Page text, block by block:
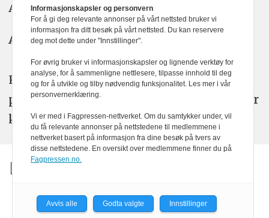
Annonse: annonse@watchmedia.no
Abonnement:kom24@watchmedia.no
KOM24 arbeider etter Vær Varsom-
plakatens regler for god presseskikk. Her
kan du lese mer omPFUsarbeid.
Informasjonskapsler og personvern
For å gi deg relevante annonser på vårt nettsted bruker vi
informasjon fra ditt besøk på vårt nettsted. Du kan reservere
deg mot dette under "Innstillinger".
For øvrig bruker vi informasjonskapsler og lignende verktøy for
analyse, for å sammenligne nettlesere, tilpasse innhold til deg
og for å utvikle og tilby nødvendig funksjonalitet. Les mer i vår
personvernerklæring.
Vi er med i Fagpressen-nettverket. Om du samtykker under, vil
du få relevante annonser på nettstedene til medlemmene i
nettverket basert på informasjon fra dine besøk på tvers av
disse nettstedene. En oversikt over medlemmene finner du på
Fagpressen.no.
Avvis alle Godta valgte Innstillinger